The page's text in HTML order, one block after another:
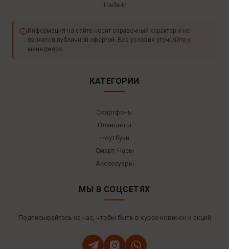
Trade-In
Информация на сайте носит справочный характер и не
является публичной офертой. Все условия уточняйте у
менеджера.
КАТЕГОРИИ
Смартфоны
Планшеты
Ноутбуки
Смарт-Часы
Аксессуары
МЫ В СОЦСЕТЯХ
Подписывайтесь на нас, чтобы быть в курсе новинок и акций